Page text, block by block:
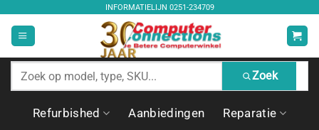
inhoud
INFORMATIELIJN 0251-234709
Zoek
producten
Zoek
Refurbished Aanbiedingen Reparatie